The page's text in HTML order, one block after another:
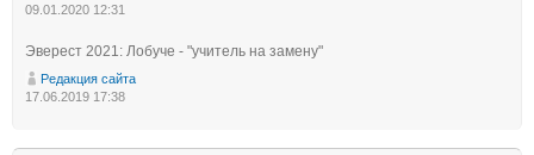
09.01.2020 12:31
Эверест 2021: Лобуче - "учитель на замену"
Редакция сайта
17.06.2019 17:38